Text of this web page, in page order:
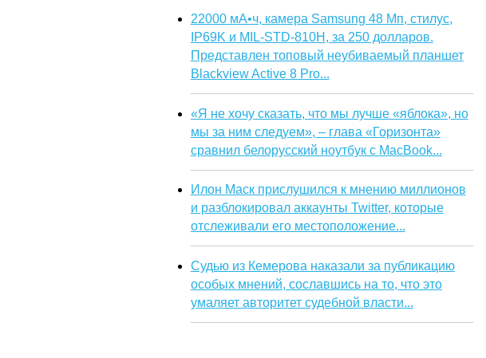
22000 мА•ч, камера Samsung 48 Мп, стилус,
IP69K и MIL-STD-810H, за 250 долларов.
Представлен топовый неубиваемый планшет
Blackview Active 8 Pro...
«Я не хочу сказать, что мы лучше «яблока», но
мы за ним следуем», – глава «Горизонта»
сравнил белорусский ноутбук с MacBook...
Илон Маск прислушился к мнению миллионов
и разблокировал аккаунты Twitter, которые
отслеживали его местоположение...
Судью из Кемерова наказали за публикацию
особых мнений, сославшись на то, что это
умаляет авторитет судебной власти...